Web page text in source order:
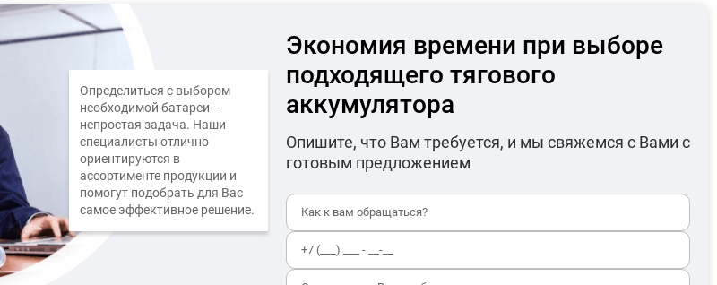
Определиться с выбором
необходимой батареи –
непростая задача. Наши
специалисты отлично
ориентируются в
ассортименте продукции и
помогут подобрать для Вас
самое эффективное решение.
Экономия времени при выборе
подходящего тягового
аккумулятора
Опишите, что Вам требуется, и мы свяжемся с Вами с
готовым предложением